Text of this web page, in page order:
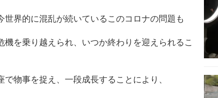
界的に混乱が続いているこのコロナの問題も
を乗り越えられ、いつか終わりを迎えられるこ
物事を捉え、一段成長することにより、